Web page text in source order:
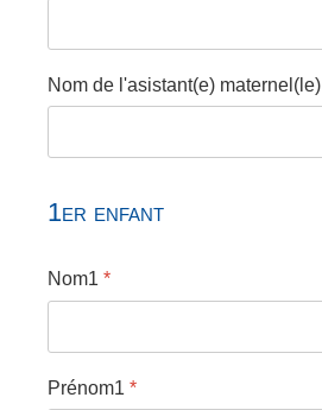
Nom de l'asistant(e) maternel(le)
1er enfant
Nom1 *
Prénom1 *